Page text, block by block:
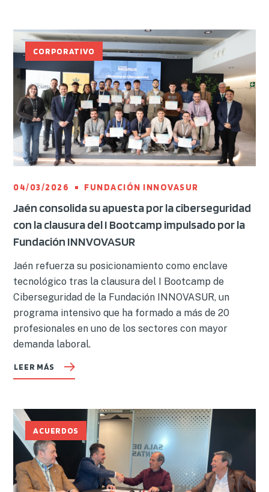
CORPORATIVO
04/03/2026 FUNDACIÓN INNOVASUR
Jaén consolida su apuesta por la ciberseguridad
con la clausura del I Bootcamp impulsado por la
Fundación INNVOVASUR
Jaén refuerza su posicionamiento como enclave
tecnológico tras la clausura del I Bootcamp de
Ciberseguridad de la Fundación INNOVASUR, un
programa intensivo que ha formado a más de 20
profesionales en uno de los sectores con mayor
demanda laboral.
LEER MÁS
ACUERDOS